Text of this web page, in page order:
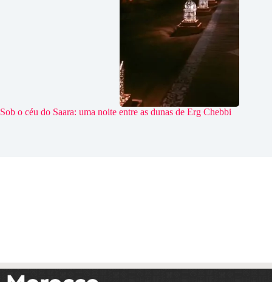
Sob o céu do Saara: uma noite entre as dunas de Erg Chebbi